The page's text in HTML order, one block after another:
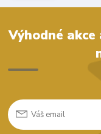
Výhodné